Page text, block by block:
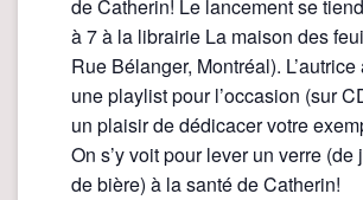
de Catherin! Le lancement se
à 7 à la librairie La maison des
Rue Bélanger, Montréal).
une playlist pour l’occasion (sur
un plaisir de dédicacer votre
On s’y voit pour lever un verre (de
de bière) à la santé de Catherin!